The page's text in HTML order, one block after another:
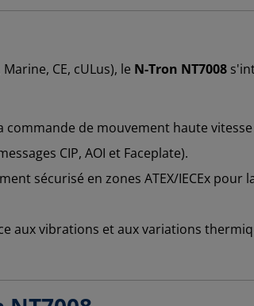
CE, cULus), le N-Tron NT7008
commande de mouvement haute
CIP, AOI et Faceplate).
sécurisé en zones ATEX/IECEx pour
aux vibrations et aux variations